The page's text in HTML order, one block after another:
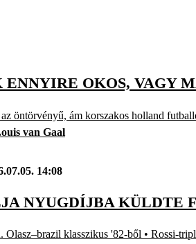
ENNYIRE OKOS, VAGY
öntörvényű, ám korszakos holland
van Gaal
14:08
NYUGDÍJBA KÜLDTE
klasszikus '82-ből • Rossi-